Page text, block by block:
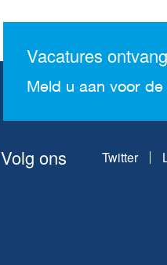
Vacatures
Meld u aan voor
Volg ons Twitter